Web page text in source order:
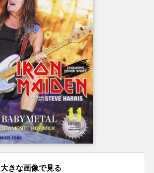
大きな画像で見る